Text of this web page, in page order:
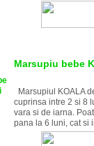
Marsupiu bebe
Marsupiul KOALA
cuprinsa intre 2 si 8
vara si de iarna.
pana la 6 luni, cat si